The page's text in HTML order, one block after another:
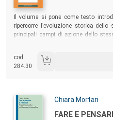
Sommario:
Il volume si pone come testo
ripercorre l’evoluzione storica
principali campi di azione dello
sociali che quotidianamente si
dati avviene attraverso un processo
permette di raccogliere elementi su
specifici, con varie esemplificazioni e
cod.
284.30
Autori:
Chiara Mortari
Titolo:
FARE E